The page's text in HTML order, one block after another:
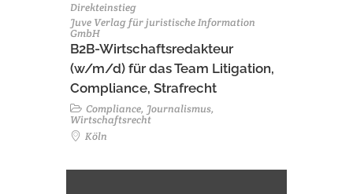
Direkteinstieg
Juve Verlag für juristische Information
GmbH
B2B-Wirtschaftsredakteur
(w/m/d) für das Team Litigation,
Compliance, Strafrecht
Compliance, Journalismus,
Wirtschaftsrecht
Köln